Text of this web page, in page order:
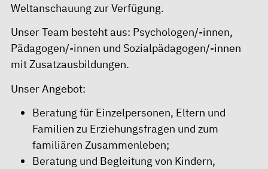
Weltanschauung zur Verfügung.
Unser Team besteht aus: Psychologen/-innen,
Pädagogen/-innen und Sozialpädagogen/-innen
mit Zusatzausbildungen.
Unser Angebot:
Beratung für Einzelpersonen, Eltern und
Familien zu Erziehungsfragen und zum
familiären Zusammenleben;
Beratung und Begleitung von Kindern,